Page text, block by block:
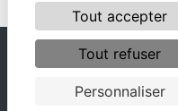
Tout accepter
Tout refuser
Personnaliser
Vistalid- 2026 -